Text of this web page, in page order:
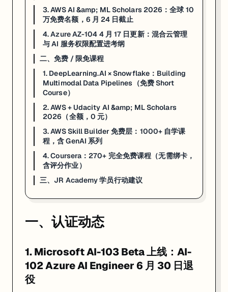
Phase 2 — Nanodegree（全额资助）：Phase 1 成绩排名前
申请条件：年满 18 岁，无编程或 AI 基础要求
AWS Training Blog·Opportunities for Youth
4. Azure AZ-104 4 月 17 日更新：混合云管理与 AI 服务权限
：AZ-104 Microsoft Azure Administrator 4 月 17 日小幅更新
这次不是换考试代码、不发 v2 版本，而是在现有 AZ-104 框架内精细
Azure Arc 混合云管理
Azure Monitor 自动化：告警规则 + Action Group 的全流程配置
Azure AI 服务网络权限：在特定场景下如何设置连接到 Azure
成本优化 ：Advisor 建议落地与预留实例计划
4 月还有 AI-200（预计取代 AZ-204，beta 原定 4 月 2 日）和 AI-103
来源：
二、免费 / 限免课程
：想把数据管道从结构化文本延伸到图片、音频、视频处理的数据
4 月 22 日上线，由 DeepLearning.AI 与 Snowflake 联合推出的免费
3. AWS AI &amp; ML Scholars 2026：全球 10
万免费名额，6 月 24 日截止
4. Azure AZ-104 4 月 17 日更新：混合云管理
与 AI 服务权限配置进考纲
二、免费 / 限免课程
1. DeepLearning.AI × Snowflake：Building
Multimodal Data Pipelines（免费 Short
Course）
2. AWS + Udacity AI &amp; ML Scholars
2026（全额，0 元）
3. AWS Skill Builder 免费层：1000+ 自学课
程，含 GenAI 系列
4. Coursera：270+ 完全免费课程（无需绑卡，
含评分作业）
三、JR Academy 学员行动建议
一、认证动态
1. Microsoft AI-103 Beta 上线：AI-
102 Azure AI Engineer 6 月 30 日退
役